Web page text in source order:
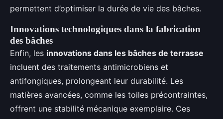
permettent d’optimiser la durée de vie des bâches.
Innovations technologiques dans la fabrication
des bâches
Enfin, les innovations dans les bâches de terrasse
incluent des traitements antimicrobiens et
antifongiques, prolongeant leur durabilité. Les
matières avancées, comme les toiles précontraintes,
offrent une stabilité mécanique exemplaire. Ces